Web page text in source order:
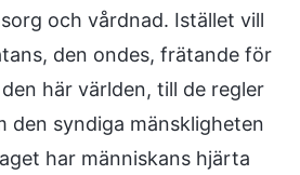
och vårdnad. Istället vill
den ondes, frätande för
här världen, till de regler
den syndiga mänskligheten
har människans hjärta